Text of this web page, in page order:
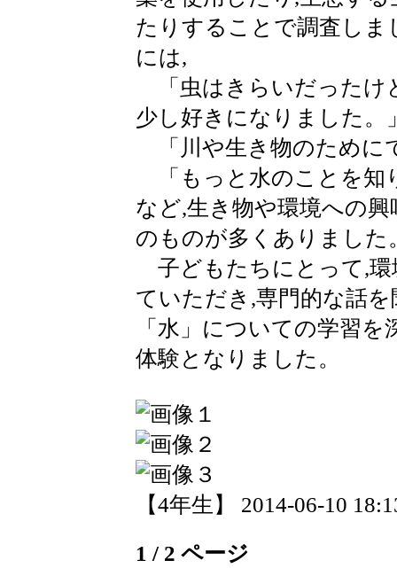
たりすることで調査しま
には,
「虫はきらいだったけ
少し好きになりました。
「川や生き物のために
「もっと水のことを知
など,生き物や環境への
のものが多くありました
子どもたちにとって,環
ていただき,専門的な話
「水」についての学習
体験となりました。
【4年生】 2014-06-10
1 / 2 ページ